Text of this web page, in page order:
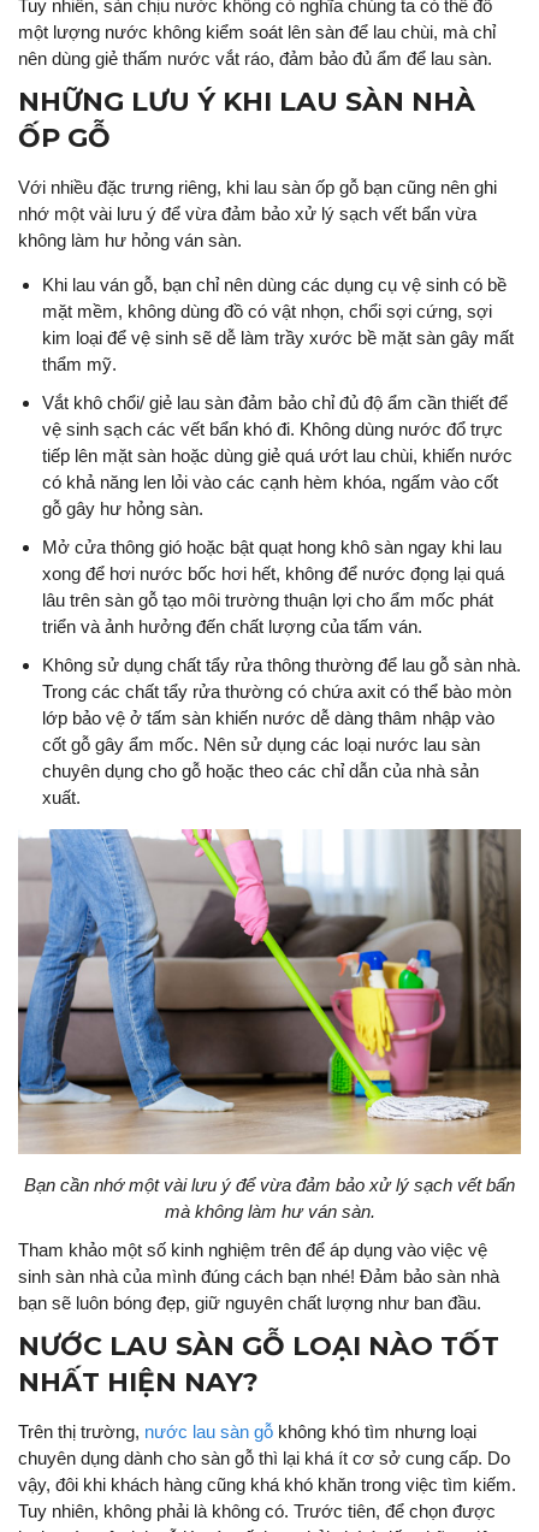
Tuy nhiên, sàn chịu nước không có nghĩa chúng ta có thể đổ
một lượng nước không kiểm soát lên sàn để lau chùi, mà chỉ
nên dùng giẻ thấm nước vắt ráo, đảm bảo đủ ẩm để lau sàn.
NHỮNG LƯU Ý KHI LAU SÀN NHÀ
ỐP GỖ
Với nhiều đặc trưng riêng, khi lau sàn ốp gỗ bạn cũng nên ghi
nhớ một vài lưu ý để vừa đảm bảo xử lý sạch vết bẩn vừa
không làm hư hỏng ván sàn.
Khi lau ván gỗ, bạn chỉ nên dùng các dụng cụ vệ sinh có bề
mặt mềm, không dùng đồ có vật nhọn, chổi sợi cứng, sợi
kim loại để vệ sinh sẽ dễ làm trầy xước bề mặt sàn gây mất
thẩm mỹ.
Vắt khô chổi/ giẻ lau sàn đảm bảo chỉ đủ độ ẩm cần thiết để
vệ sinh sạch các vết bẩn khó đi. Không dùng nước đổ trực
tiếp lên mặt sàn hoặc dùng giẻ quá ướt lau chùi, khiến nước
có khả năng len lỏi vào các cạnh hèm khóa, ngấm vào cốt
gỗ gây hư hỏng sàn.
Mở cửa thông gió hoặc bật quạt hong khô sàn ngay khi lau
xong để hơi nước bốc hơi hết, không để nước đọng lại quá
lâu trên sàn gỗ tạo môi trường thuận lợi cho ẩm mốc phát
triển và ảnh hưởng đến chất lượng của tấm ván.
Không sử dụng chất tẩy rửa thông thường để lau gỗ sàn nhà.
Trong các chất tẩy rửa thường có chứa axit có thể bào mòn
lớp bảo vệ ở tấm sàn khiến nước dễ dàng thâm nhập vào
cốt gỗ gây ẩm mốc. Nên sử dụng các loại nước lau sàn
chuyên dụng cho gỗ hoặc theo các chỉ dẫn của nhà sản
xuất.
Bạn cần nhớ một vài lưu ý để vừa đảm bảo xử lý sạch vết bẩn
mà không làm hư ván sàn.
Tham khảo một số kinh nghiệm trên để áp dụng vào việc vệ
sinh sàn nhà của mình đúng cách bạn nhé! Đảm bảo sàn nhà
bạn sẽ luôn bóng đẹp, giữ nguyên chất lượng như ban đầu.
NƯỚC LAU SÀN GỖ LOẠI NÀO TỐT
NHẤT HIỆN NAY?
Trên thị trường, nước lau sàn gỗ không khó tìm nhưng loại
chuyên dụng dành cho sàn gỗ thì lại khá ít cơ sở cung cấp. Do
vậy, đôi khi khách hàng cũng khá khó khăn trong việc tìm kiếm.
Tuy nhiên, không phải là không có. Trước tiên, để chọn được